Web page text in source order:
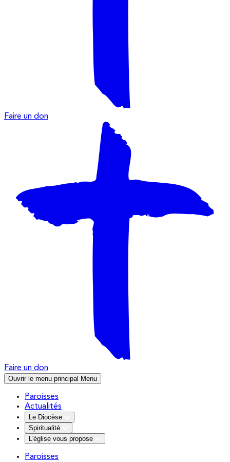
Faire un don
Faire un don
Ouvrir le menu principal Menu
Paroisses
Actualités
Le Diocèse
Spiritualité
L'église vous propose
Paroisses